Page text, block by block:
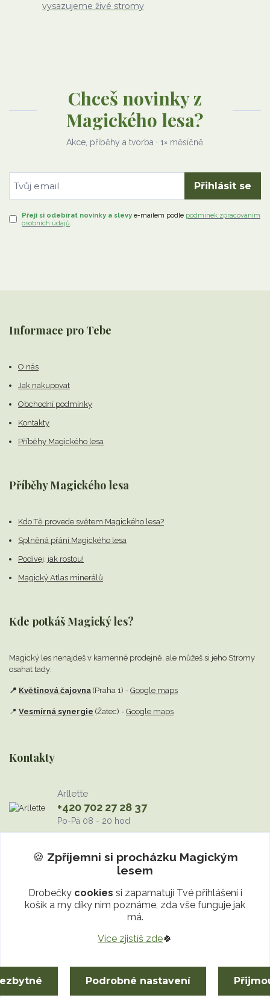
vysazujeme živé stromy
Chceš novinky z
Magického lesa?
Akce, příběhy a tvorba · 1× měsíčně
Přihlásit se
Přeji si odebírat novinky a slevy e-mailem podle podmínek zpracováním
osobních údajů.
Informace pro Tebe
O nás
Jak nakupovat
Obchodní podmínky
Kontakty
Příběhy Magického lesa
Příběhy Magického lesa
Kdo Tě provede světem Magického lesa?
Splněná přání Magického lesa
Podívej, jak rostou!
Magický Atlas minerálů
Kde potkáš Magický les?
Magický les nenajdeš v kamenné prodejně, ale můžeš si jeho Stromy
osahat tady:
📍 Květinová čajovna (Praha 1) - Google maps
📍 Vesmírná synergie (Žatec) - Google maps
Kontakty
Arllette
+420 702 27 28 37
Po-Pá 08 - 20 hod
info@MagickyLes.cz
🍪 Zpříjemni si procházku Magickým
lesem
Drobečky cookies si zapamatují Tvé přihlášení i
košík a my díky nim poznáme, zda vše funguje jak
má.
Více zjistíš zde🍀
Podrobné nastavení